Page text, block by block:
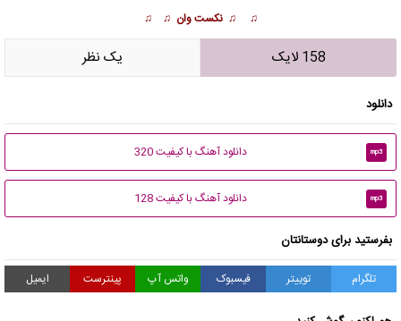
♫ ♫ نکست وان ♫ ♫
158 لایک يک نظر
دانلود
mp3 دانلود آهنگ با کیفیت 320
mp3 دانلود آهنگ با کیفیت 128
بفرستید برای دوستانتان
تلگرام توییتر فیسبوک واتس آپ پینترست ایمیل